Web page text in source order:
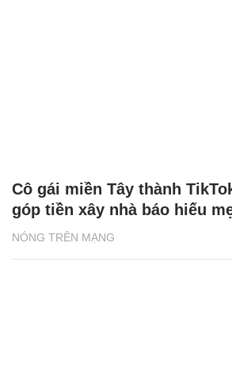
NÓNG TRÊN MẠNG
Cô gái miền Tây thành
góp tiền xây nhà báo hiếu